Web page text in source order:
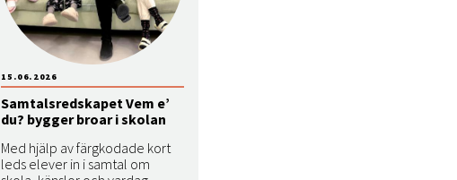
Samtalsredskapet Vem e’
du? bygger broar i skolan
Med hjälp av färgkodade kort
leds elever in i samtal om
15.06.2026